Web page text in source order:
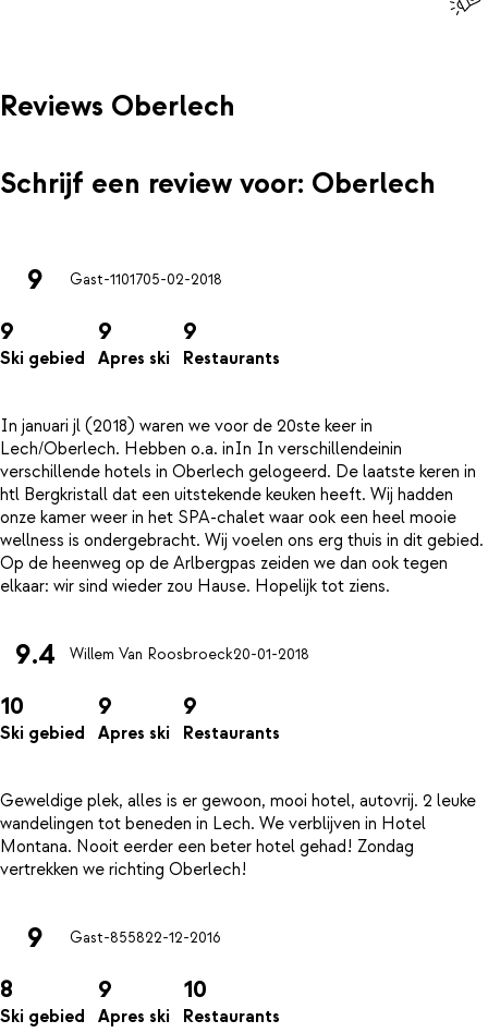
Reviews Oberlech
Schrijf een review voor: Oberlech
9 Gast-1101705-02-2018
9
Ski gebied
9
Apres ski
9
Restaurants
In januari jl (2018) waren we voor de 20ste keer in
Lech/Oberlech. Hebben o.a. inIn In verschillendeinin
verschillende hotels in Oberlech gelogeerd. De laatste keren in
htl Bergkristall dat een uitstekende keuken heeft. Wij hadden
onze kamer weer in het SPA-chalet waar ook een heel mooie
wellness is ondergebracht. Wij voelen ons erg thuis in dit gebied.
Op de heenweg op de Arlbergpas zeiden we dan ook tegen
9.4 Willem Van Roosbroeck20-01-2018
10
Ski gebied
9
Apres ski
9
Restaurants
Geweldige plek, alles is er gewoon, mooi hotel, autovrij. 2 leuke
wandelingen tot beneden in Lech. We verblijven in Hotel
Montana. Nooit eerder een beter hotel gehad! Zondag
9 Gast-855822-12-2016
8
Ski gebied
9
Apres ski
10
Restaurants